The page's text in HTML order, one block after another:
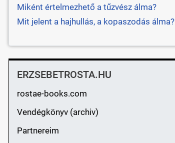
Miként értelmezhető a tűzvész álma?
Mit jelent a hajhullás, a kopaszodás álma?
ERZSEBETROSTA.HU
rostae-books.com
Vendégkönyv (archiv)
Partnereim